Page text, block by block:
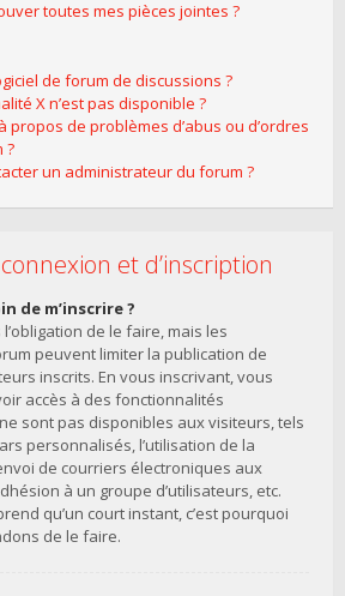
toutes mes pièces jointes ?
de forum de discussions ?
X n’est pas disponible ?
propos de problèmes d’abus ou d’ordres
?
un administrateur du forum ?
et d’inscription
de m’inscrire ?
de le faire, mais les
peuvent limiter la publication de
inscrits. En vous inscrivant, vous
accès à des fonctionnalités
sont pas disponibles aux visiteurs, tels
personnalisés, l’utilisation de la
de courriers électroniques aux
à un groupe d’utilisateurs, etc.
qu’un court instant, c’est pourquoi
de le faire.